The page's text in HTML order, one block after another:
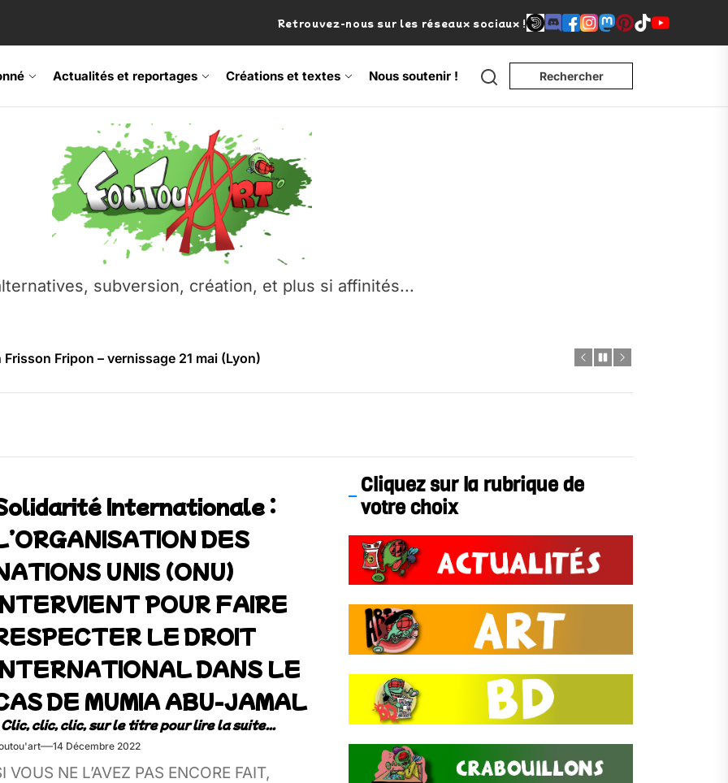
Retrouvez-nous sur les réseaux sociaux !
Actualités et reportages Créations et textes Nous soutenir ! Search Rechercher
subversion, création, et plus si affinités...
Fripon – vernissage 21 mai (Lyon)
Festival – Samedi 18 juillet (Vaulx-en-Velin)
Ŝtono, un livre réalisé par Michaël Moretti & Pierre Lacôte
contre l’A412 à l’Établi (Haute-Savoie)
Fripon – vernissage 21 mai (Lyon)
Festival – Samedi 18 juillet (Vaulx-en-Velin)
Internationale :
DES
UNIS (ONU)
POUR FAIRE
LE DROIT
DANS LE
DE MUMIA ABU-JAMAL
14 Décembre 2022
VOUS NE L’AVEZ PAS ENCORE FAIT,
Cliquez sur la rubrique de
votre choix